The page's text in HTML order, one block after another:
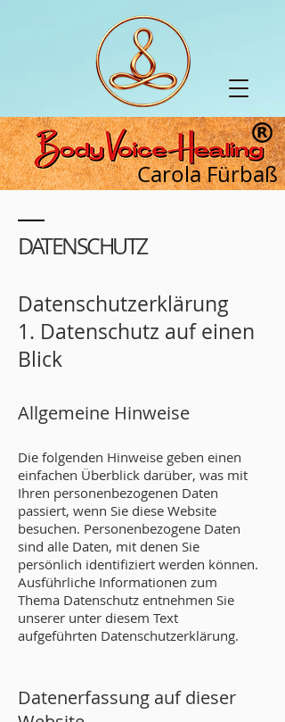
Carola Fürbaß
DATENSCHUTZ
Datenschutz­erklärung
1. Datenschutz auf einen
Blick
Allgemeine Hinweise
Die folgenden Hinweise geben einen
einfachen Überblick darüber, was mit
Ihren personenbezogenen Daten
passiert, wenn Sie diese Website
besuchen. Personenbezogene Daten
sind alle Daten, mit denen Sie
persönlich identifiziert werden können.
Ausführliche Informationen zum
Thema Datenschutz entnehmen Sie
unserer unter diesem Text
aufgeführten Datenschutzerklärung.
Datenerfassung auf dieser